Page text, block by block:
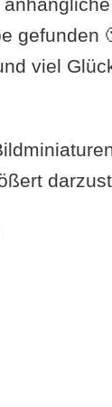
gefunden
viel